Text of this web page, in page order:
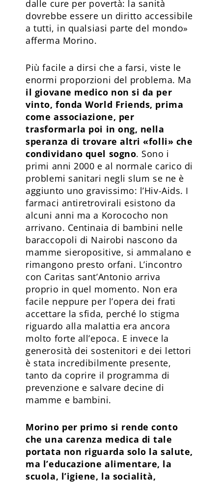
dalle cure per povertà: la sanità
dovrebbe essere un diritto accessibile
a tutti, in qualsiasi parte del mondo»
afferma Morino.
Più facile a dirsi che a farsi, viste le
enormi proporzioni del problema. Ma
il giovane medico non si da per
vinto, fonda World Friends, prima
come associazione, per
trasformarla poi in ong, nella
speranza di trovare altri «folli» che
condividano quel sogno. Sono i
primi anni 2000 e al normale carico di
problemi sanitari negli slum se ne è
aggiunto uno gravissimo: l’Hiv-Aids. I
farmaci antiretrovirali esistono da
alcuni anni ma a Korococho non
arrivano. Centinaia di bambini nelle
baraccopoli di Nairobi nascono da
mamme sieropositive, si ammalano e
rimangono presto orfani. L’incontro
con Caritas sant’Antonio arriva
proprio in quel momento. Non era
facile neppure per l’opera dei frati
accettare la sfida, perché lo stigma
riguardo alla malattia era ancora
molto forte all’epoca. E invece la
generosità dei sostenitori e dei lettori
è stata incredibilmente presente,
tanto da coprire il programma di
prevenzione e salvare decine di
mamme e bambini.
Morino per primo si rende conto
che una carenza medica di tale
portata non riguarda solo la salute,
ma l’educazione alimentare, la
scuola, l’igiene, la socialità,